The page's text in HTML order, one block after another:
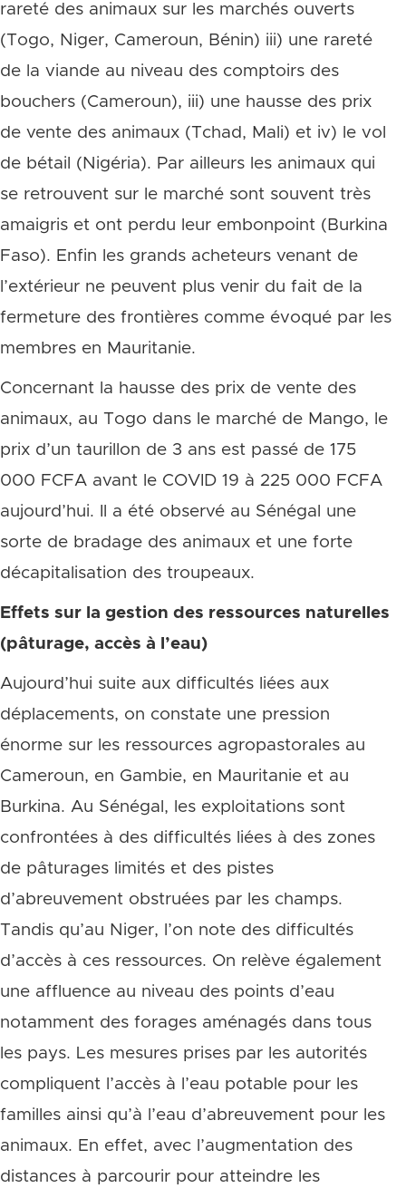
rareté des animaux sur les marchés ouverts
(Togo, Niger, Cameroun, Bénin) iii) une rareté
de la viande au niveau des comptoirs des
bouchers (Cameroun), iii) une hausse des prix
de vente des animaux (Tchad, Mali) et iv) le vol
de bétail (Nigéria). Par ailleurs les animaux qui
se retrouvent sur le marché sont souvent très
amaigris et ont perdu leur embonpoint (Burkina
Faso). Enfin les grands acheteurs venant de
l’extérieur ne peuvent plus venir du fait de la
fermeture des frontières comme évoqué par les
membres en Mauritanie.
Concernant la hausse des prix de vente des
animaux, au Togo dans le marché de Mango, le
prix d’un taurillon de 3 ans est passé de 175
000 FCFA avant le COVID 19 à 225 000 FCFA
aujourd’hui. Il a été observé au Sénégal une
sorte de bradage des animaux et une forte
décapitalisation des troupeaux.
Effets sur la gestion des ressources naturelles
(pâturage, accès à l’eau)
Aujourd’hui suite aux difficultés liées aux
déplacements, on constate une pression
énorme sur les ressources agropastorales au
Cameroun, en Gambie, en Mauritanie et au
Burkina. Au Sénégal, les exploitations sont
confrontées à des difficultés liées à des zones
de pâturages limités et des pistes
d’abreuvement obstruées par les champs.
Tandis qu’au Niger, l’on note des difficultés
d’accès à ces ressources. On relève également
une affluence au niveau des points d’eau
notamment des forages aménagés dans tous
les pays. Les mesures prises par les autorités
compliquent l’accès à l’eau potable pour les
familles ainsi qu’à l’eau d’abreuvement pour les
animaux. En effet, avec l’augmentation des
distances à parcourir pour atteindre les